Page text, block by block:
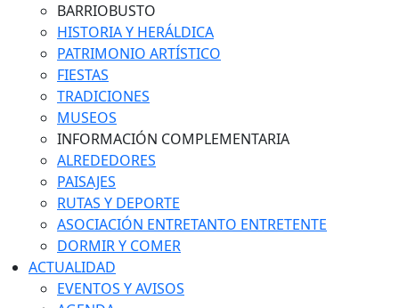
BARRIOBUSTO
HISTORIA Y HERÁLDICA
PATRIMONIO ARTÍSTICO
FIESTAS
TRADICIONES
MUSEOS
INFORMACIÓN COMPLEMENTARIA
ALREDEDORES
PAISAJES
RUTAS Y DEPORTE
ASOCIACIÓN ENTRETANTO ENTRETENTE
DORMIR Y COMER
ACTUALIDAD
EVENTOS Y AVISOS